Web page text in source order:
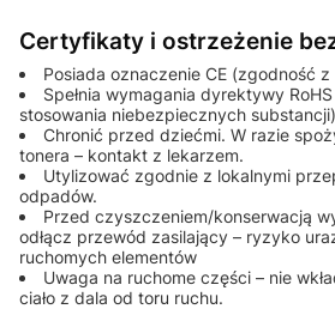
Certyfikaty i ostrzeżenie
Posiada oznaczenie CE (zgodność z
Spełnia wymagania dyrektywy
stosowania niebezpiecznych
Chronić przed dziećmi. W razie
tonera – kontakt z lekarzem.
Utylizować zgodnie z lokalnymi
odpadów.
Przed czyszczeniem/konserwacją
odłącz przewód zasilający – ryzyko
ruchomych elementów
Uwaga na ruchome części – nie
ciało z dala od toru ruchu.